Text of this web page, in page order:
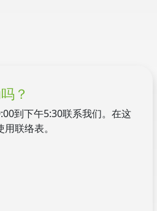
？
到下午5:30联系我们。在这
联络表。